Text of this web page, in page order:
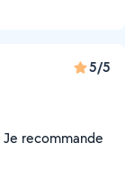
5/5
recommande